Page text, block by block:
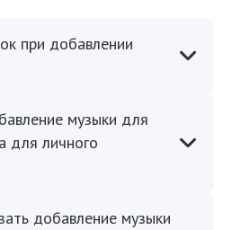
при добавлении
музыки для
для личного
добавление музыки